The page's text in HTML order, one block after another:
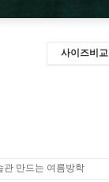
사이즈비교
관 만드는 여름방학